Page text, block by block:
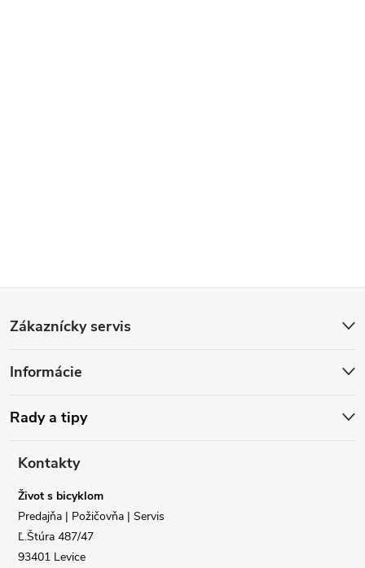
p
ä
Zákaznícky servis
Informácie
Rady a tipy
Kontakty
Život s bicyklom
Predajňa | Požičovňa | Servis
Ľ.Štúra 487/47
93401 Levice
Reklamácie